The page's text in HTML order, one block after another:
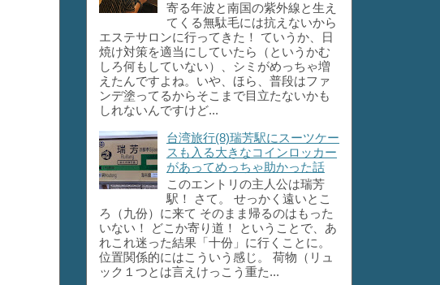
寄る年波と南国の紫外線と生え
てくる無駄毛には抗えないから
エステサロンに行ってきた！ ていうか、日
焼け対策を適当にしていたら（というかむ
しろ何もしていない）、シミがめっちゃ増
えたんですよね。いや、ほら、普段はファ
ンデ塗ってるからそこまで目立たないかも
しれないんですけど...
台湾旅行(8)瑞芳駅にスーツケー
スも入る大きなコインロッカー
があってめっちゃ助かった話
このエントリの主人公は瑞芳
駅！ さて。 せっかく遠いとこ
ろ（九份）に来て そのまま帰るのはもった
いない！ どこか寄り道！ ということで、あ
れこれ迷った結果「十份」に行くことに。
位置関係的にはこういう感じ。 荷物（リュ
ック１つとは言えけっこう重た...